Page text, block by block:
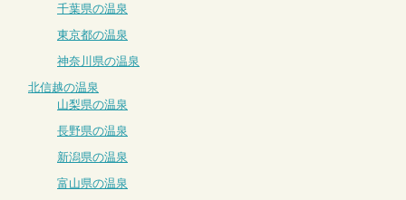
千葉県の温泉
東京都の温泉
神奈川県の温泉
北信越の温泉
山梨県の温泉
長野県の温泉
新潟県の温泉
富山県の温泉